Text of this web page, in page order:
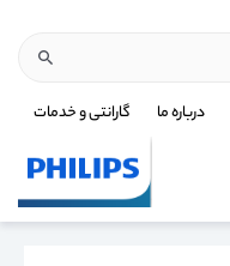
درباره ما گارانتی و خدمات